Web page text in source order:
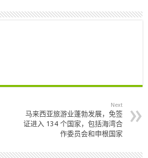
Next
马来西亚旅游业蓬勃发展，免签
证进入 134 个国家，包括海湾合
作委员会和申根国家